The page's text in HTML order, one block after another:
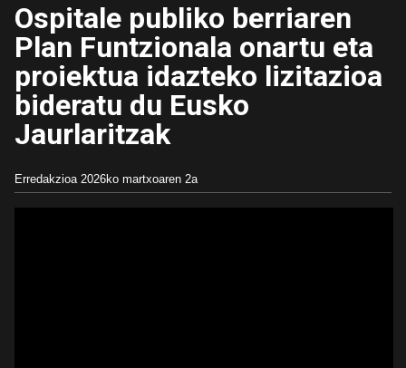
Ospitale publiko berriaren
Plan Funtzionala onartu eta
proiektua idazteko lizitazioa
bideratu du Eusko
Jaurlaritzak
Erredakzioa 2026ko martxoaren 2a